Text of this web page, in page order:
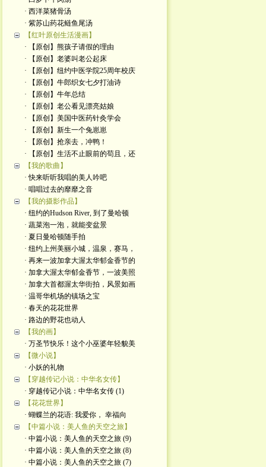
· 西洋菜猪骨汤
· 紫苏山药花鲢鱼尾汤
【红叶原创生活漫画】
· 【原创】熊孩子请假的理由
· 【原创】老婆叫老公起床
· 【原创】纽约中医学院25周年校庆
· 【原创】牛郎织女七夕打油诗
· 【原创】牛年总结
· 【原创】老公看见漂亮姑娘
· 【原创】美国中医药针灸学会
· 【原创】新生一个兔崽崽
· 【原创】抢亲去，冲鸭！
· 【原创】生活不止眼前的苟且，还
【我的歌曲】
· 快来听听我唱的美人吟吧
· 唱唱过去的靡靡之音
【我的摄影作品】
· 纽约的Hudson River, 到了曼哈顿
· 蔬菜泡一泡，就能变盆景
· 夏日曼哈顿随手拍
· 纽约上州美丽小城，温泉，赛马，
· 再来一波加拿大渥太华郁金香节的
· 加拿大渥太华郁金香节，一波美照
· 加拿大首都渥太华街拍，风景如画
· 温哥华机场的镇场之宝
· 春天的花花世界
· 路边的野花也动人
【我的画】
· 万圣节快乐！这个小巫婆年轻貌美
【微小说】
· 小妖的礼物
【穿越传记小说：中华名女传】
· 穿越传记小说：中华名女传 (1)
【花花世界】
· 蝴蝶兰的花语: 我爱你， 幸福向
【中篇小说：美人鱼的天空之旅】
· 中篇小说：美人鱼的天空之旅 (9)
· 中篇小说：美人鱼的天空之旅 (8)
· 中篇小说：美人鱼的天空之旅 (7)